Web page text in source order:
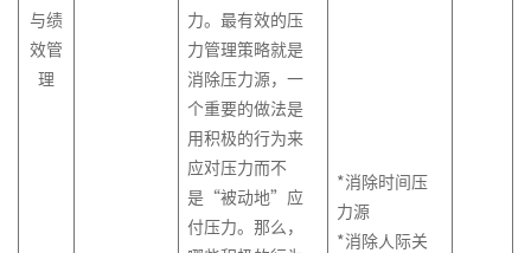
与绩
效管
理
力。最有效的压
力管理策略就是
消除压力源，一
个重要的做法是
用积极的行为来
应对压力而不
是“被动地”应
付压力。那么，
*消除时间压
力源
*消除人际关